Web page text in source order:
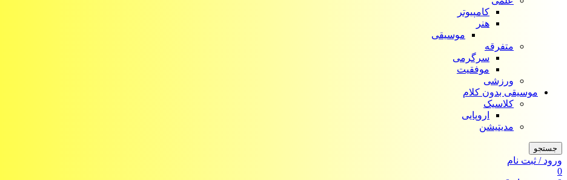
کامپیوتر
هنر
موسیقی
متفرقه
سرگرمی
موفقیت
ورزشی
موسیقی بدون کلام
کلاسیک
اروپایی
مدیتیشن
جستجو
ورود / ثبت نام
0